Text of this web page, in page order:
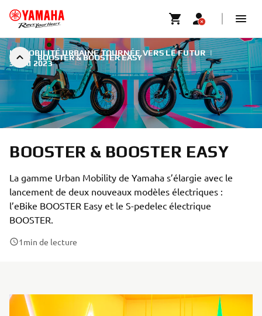
BOOSTER & BOOSTER EASY
LA MOBILITÉ URBAINE TOURNÉE VERS LE FUTUR |
3 MAI 2023
BOOSTER & BOOSTER EASY
La gamme Urban Mobility de Yamaha s’élargie avec le
lancement de deux nouveaux modèles électriques :
l’eBike BOOSTER Easy et le S-pedelec électrique
BOOSTER.
1min de lecture